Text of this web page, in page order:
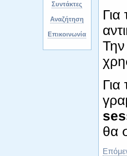
Συντάκτες
Αναζήτηση
Επικοινωνία
θα